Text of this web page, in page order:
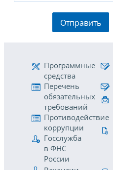
Отправить
Программные
средства
Перечень
обязательных
требований
Противодействие
коррупции
Госслужба
в ФНС
России